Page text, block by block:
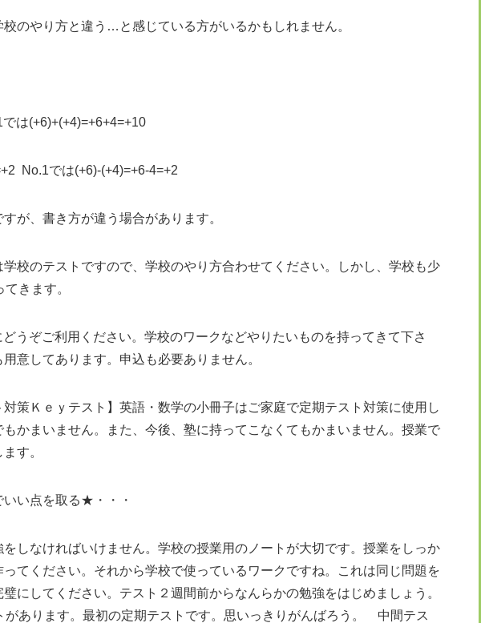
のやり方と違う…と感じている方がいるかもしれません。
は(+6)+(+4)=+6+4=+10
No.1では(+6)-(+4)=+6-4=+2
が、書き方が違う場合があります。
校のテストですので、学校のやり方合わせてください。しかし、学校も少
きます。
うぞご利用ください。学校のワークなどやりたいものを持ってきて下さ
意してあります。申込も必要ありません。
策Ｋｅｙテスト】英語・数学の小冊子はご家庭で定期テスト対策に使用し
かまいません。また、今後、塾に持ってこなくてもかまいません。授業で
す。
い点を取る★・・・
しなければいけません。学校の授業用のノートが大切です。授業をしっか
てください。それから学校で使っているワークですね。これは同じ問題を
にしてください。テスト２週間前からなんらかの勉強をはじめましょう。
があります。最初の定期テストです。思いっきりがんばろう。 中間テス